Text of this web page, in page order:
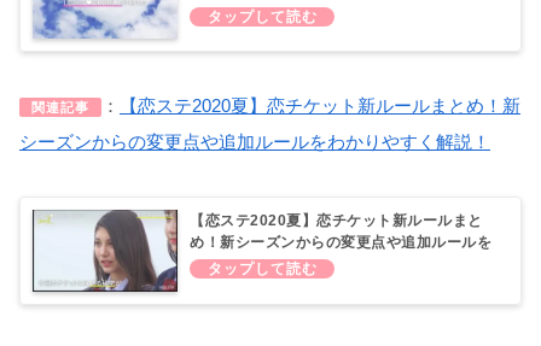
一覧
関連記事 ：
【恋ステ2020夏】恋チケット新ルールまとめ！新
シーズンからの変更点や追加ルールをわかりやすく解説！
【恋ステ2020夏】恋チケット新ルールまと
め！新シーズンからの変更点や追加ルールを
わかりやすく解説！